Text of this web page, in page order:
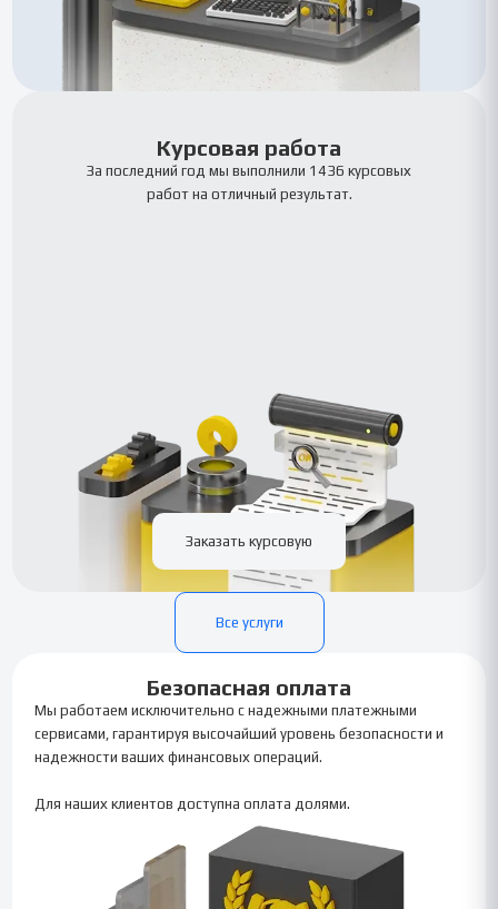
Курсовая работа
За последний год мы выполнили 1436 курсовых
работ на отличный результат.
Заказать курсовую
Все услуги
Безопасная оплата
Мы работаем исключительно с надежными платежными
сервисами, гарантируя высочайший уровень безопасности и
надежности ваших финансовых операций.
Для наших клиентов доступна оплата долями.